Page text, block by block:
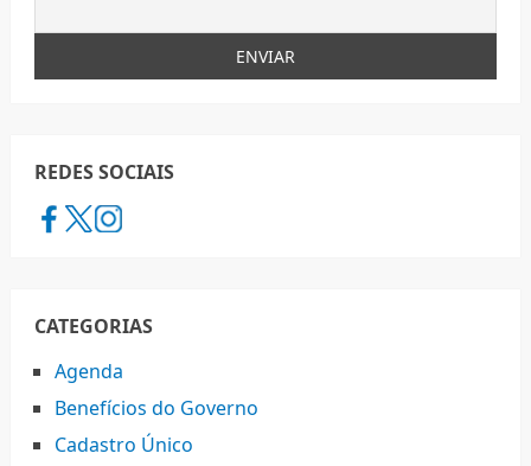
REDES SOCIAIS
CATEGORIAS
Agenda
Benefícios do Governo
Cadastro Único